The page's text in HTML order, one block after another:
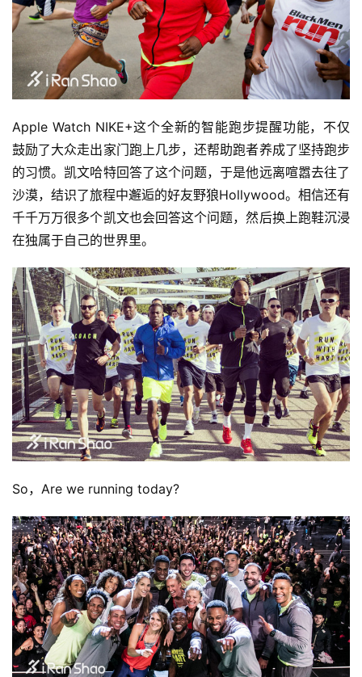
Apple Watch NIKE+这个全新的智能跑步提醒功能，不仅
鼓励了大众走出家门跑上几步，还帮助跑者养成了坚持跑步
的习惯。凯文哈特回答了这个问题，于是他远离喧嚣去往了
沙漠，结识了旅程中邂逅的好友野狼Hollywood。相信还有
千千万万很多个凯文也会回答这个问题，然后换上跑鞋沉浸
在独属于自己的世界里。
So，Are we running today?